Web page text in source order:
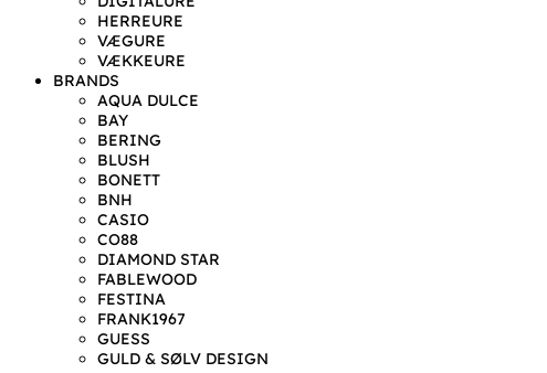
HERREURE
VÆGURE
VÆKKEURE
BRANDS
AQUA DULCE
BAY
BERING
BLUSH
BONETT
BNH
CASIO
CO88
DIAMOND STAR
FABLEWOOD
FESTINA
FRANK1967
GUESS
GULD & SØLV DESIGN